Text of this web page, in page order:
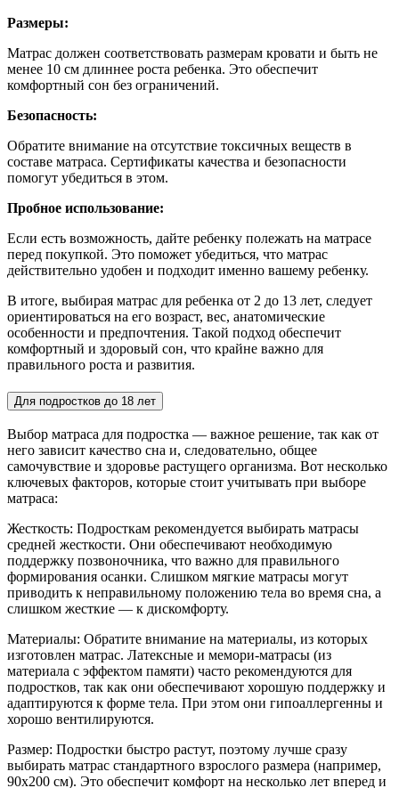
Размеры:
Матрас должен соответствовать размерам кровати и быть не
менее 10 см длиннее роста ребенка. Это обеспечит
комфортный сон без ограничений.
Безопасность:
Обратите внимание на отсутствие токсичных веществ в
составе матраса. Сертификаты качества и безопасности
помогут убедиться в этом.
Пробное использование:
Если есть возможность, дайте ребенку полежать на матрасе
перед покупкой. Это поможет убедиться, что матрас
действительно удобен и подходит именно вашему ребенку.
В итоге, выбирая матрас для ребенка от 2 до 13 лет, следует
ориентироваться на его возраст, вес, анатомические
особенности и предпочтения. Такой подход обеспечит
комфортный и здоровый сон, что крайне важно для
правильного роста и развития.
Для подростков до 18 лет
Выбор матраса для подростка — важное решение, так как от
него зависит качество сна и, следовательно, общее
самочувствие и здоровье растущего организма. Вот несколько
ключевых факторов, которые стоит учитывать при выборе
матраса:
Жесткость: Подросткам рекомендуется выбирать матрасы
средней жесткости. Они обеспечивают необходимую
поддержку позвоночника, что важно для правильного
формирования осанки. Слишком мягкие матрасы могут
приводить к неправильному положению тела во время сна, а
слишком жесткие — к дискомфорту.
Материалы: Обратите внимание на материалы, из которых
изготовлен матрас. Латексные и мемори-матрасы (из
материала с эффектом памяти) часто рекомендуются для
подростков, так как они обеспечивают хорошую поддержку и
адаптируются к форме тела. При этом они гипоаллергенны и
хорошо вентилируются.
Размер: Подростки быстро растут, поэтому лучше сразу
выбирать матрас стандартного взрослого размера (например,
90x200 см). Это обеспечит комфорт на несколько лет вперед и